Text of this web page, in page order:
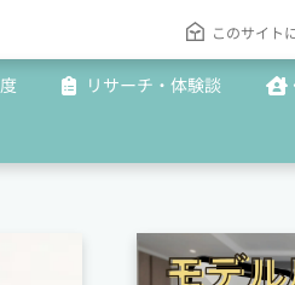
このサイト
リサーチ・体験談